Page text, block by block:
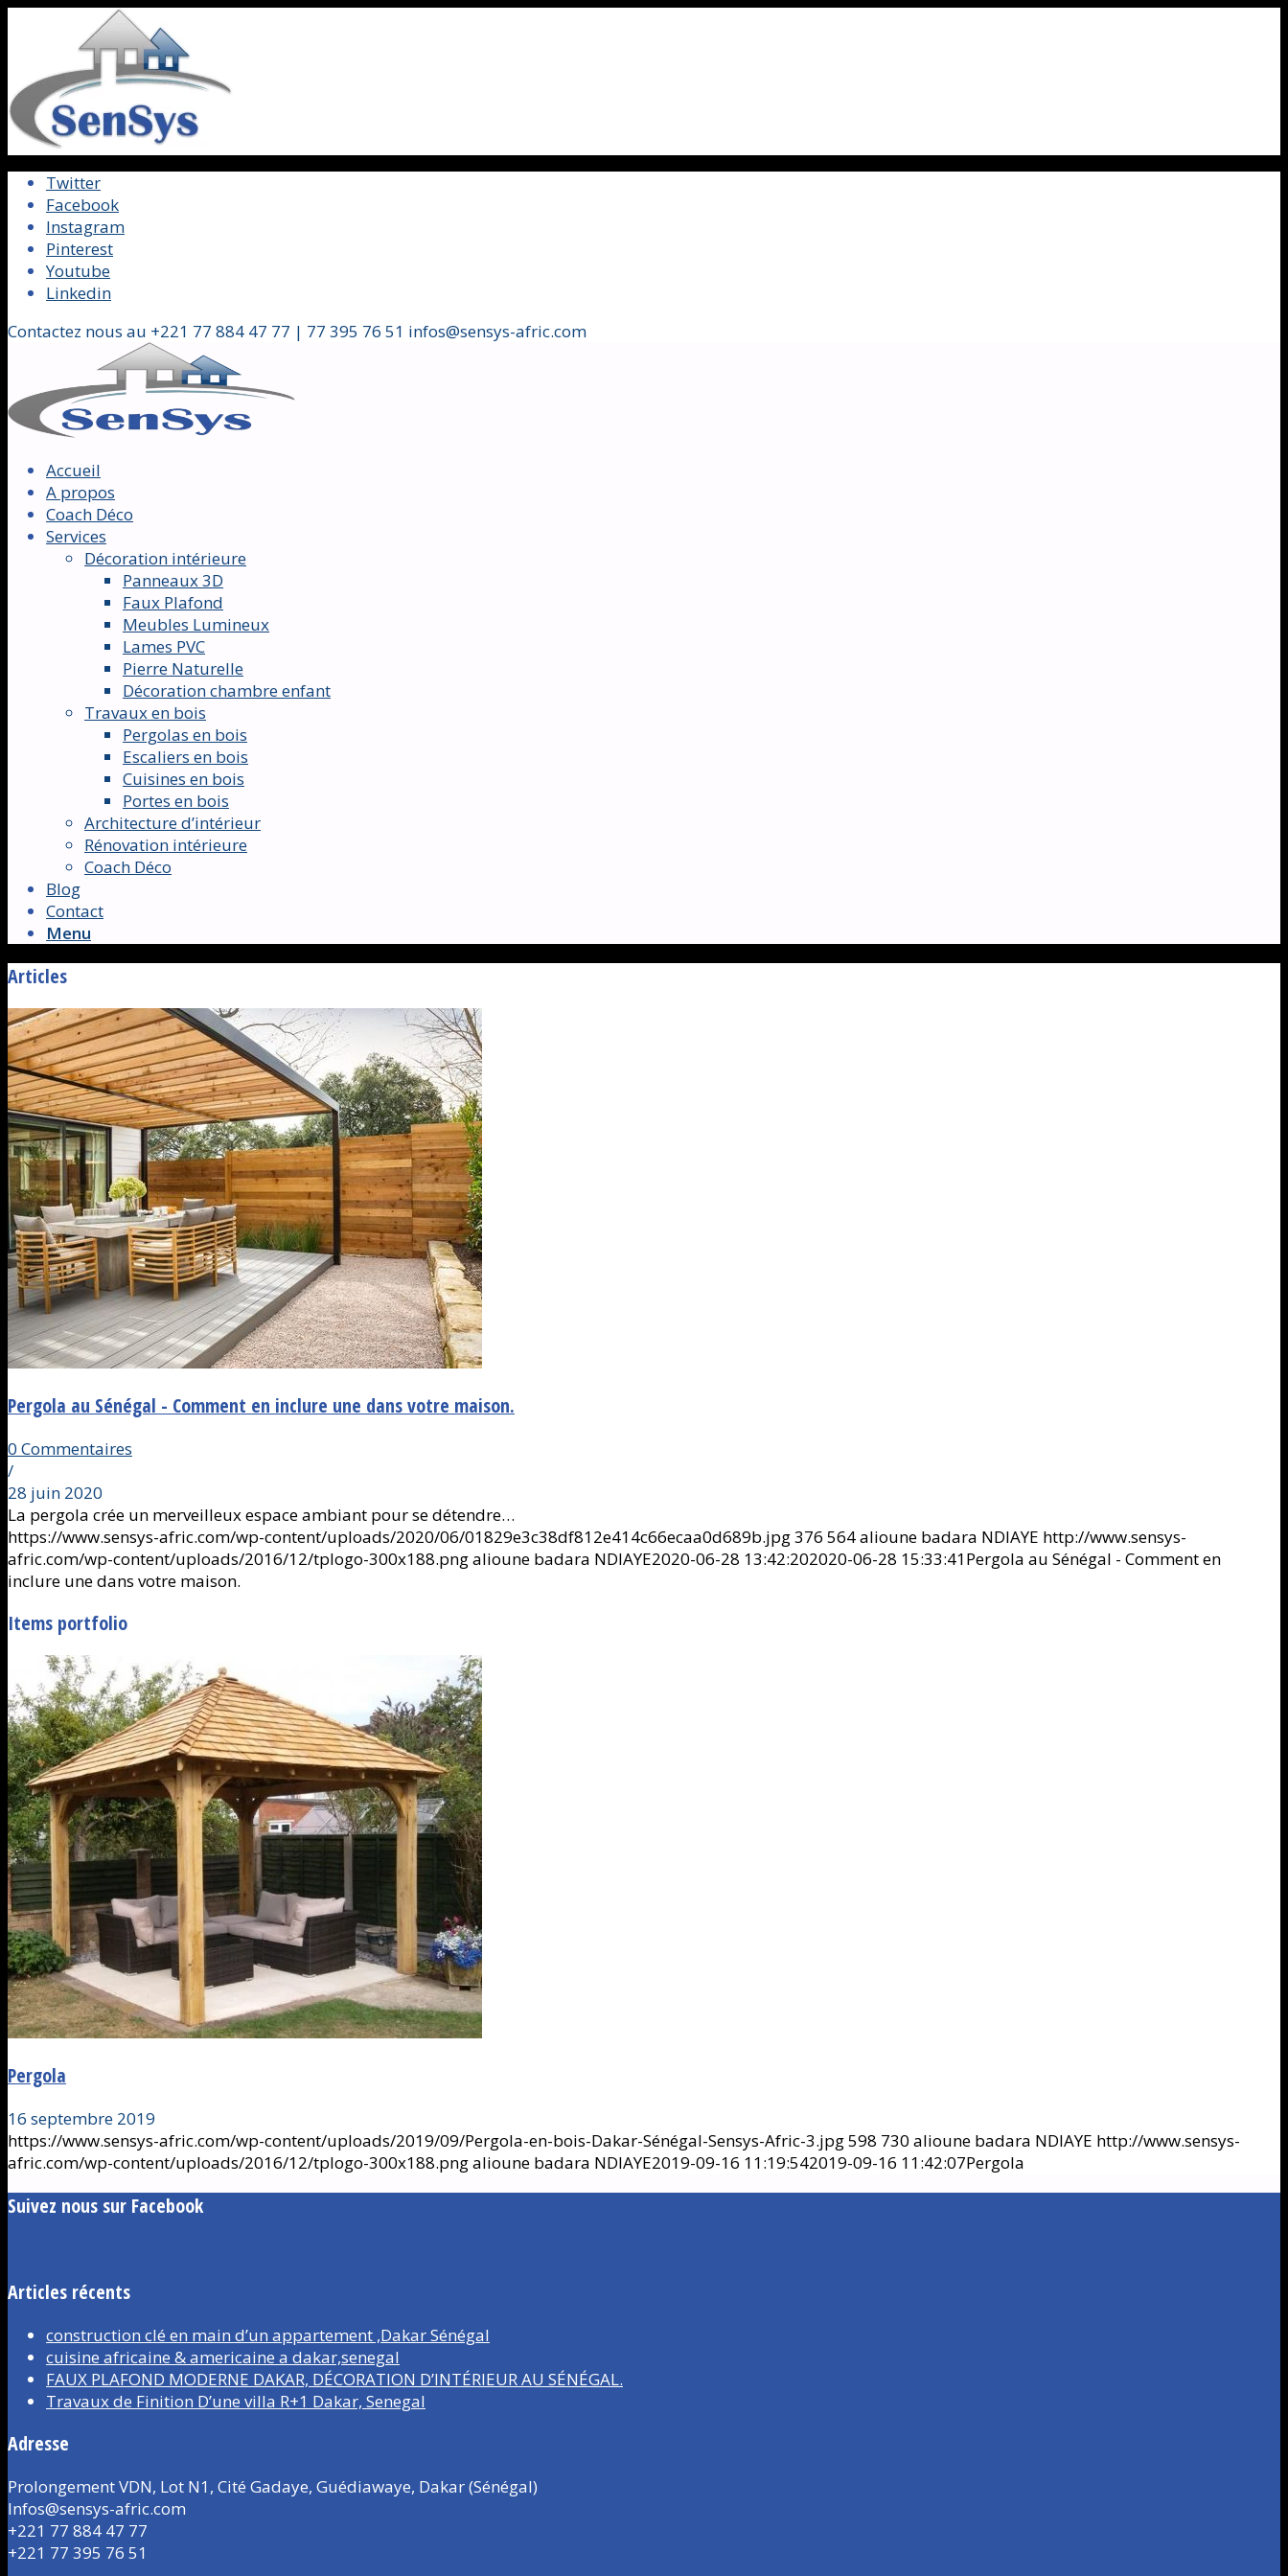
Twitter
Facebook
Instagram
Pinterest
Youtube
Linkedin
Contactez nous au +221 77 884 47 77 | 77 395 76 51 infos@sensys-afric.com
Accueil
A propos
Coach Déco
Services
Décoration intérieure
Panneaux 3D
Faux Plafond
Meubles Lumineux
Lames PVC
Pierre Naturelle
Décoration chambre enfant
Travaux en bois
Pergolas en bois
Escaliers en bois
Cuisines en bois
Portes en bois
Architecture d’intérieur
Rénovation intérieure
Coach Déco
Blog
Contact
Menu
Articles
Pergola au Sénégal - Comment en inclure une dans votre maison.
0 Commentaires
/
28 juin 2020
La pergola crée un merveilleux espace ambiant pour se détendre…
https://www.sensys-afric.com/wp-content/uploads/2020/06/01829e3c38df812e414c66ecaa0d689b.jpg376 564alioune badara NDIAYE http://www.sensys-
afric.com/wp-content/uploads/2016/12/tplogo-300x188.pngalioune badara NDIAYE2020-06-28 13:42:202020-06-28 15:33:41Pergola au Sénégal - Comment en
inclure une dans votre maison.
Items portfolio
Pergola
16 septembre 2019
https://www.sensys-afric.com/wp-content/uploads/2019/09/Pergola-en-bois-Dakar-Sénégal-Sensys-Afric-3.jpg598 730 alioune badara NDIAYE http://www.sensys-
afric.com/wp-content/uploads/2016/12/tplogo-300x188.pngalioune badara NDIAYE2019-09-16 11:19:542019-09-16 11:42:07Pergola
Suivez nous sur Facebook
Articles récents
construction clé en main d’un appartement ,Dakar Sénégal
cuisine africaine & americaine a dakar,senegal
FAUX PLAFOND MODERNE DAKAR, DÉCORATION D’INTÉRIEUR AU SÉNÉGAL.
Travaux de Finition D’une villa R+1 Dakar, Senegal
Adresse
Prolongement VDN, Lot N1, Cité Gadaye, Guédiawaye, Dakar (Sénégal)
Infos@sensys-afric.com
+221 77 884 47 77
+221 77 395 76 51